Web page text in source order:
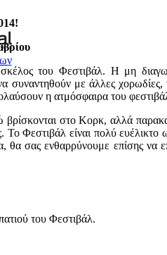
του Φεστιβάλ. Η μη
με άλλες χορωδίες,
η ατμόσφαιρα του
βρίσκονται στο Κορκ, αλλά
Το Φεστιβάλ είναι πολύ
σας ενθαρρύνουμε επίσης να
του Φεστιβάλ.